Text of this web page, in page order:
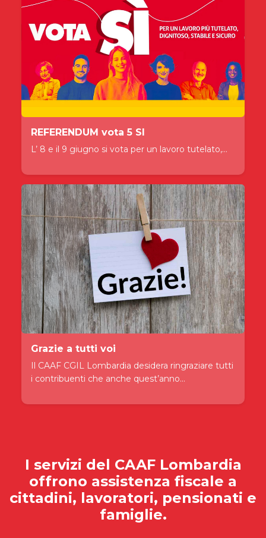
REFERENDUM vota 5 SI
L’ 8 e il 9 giugno si vota per un lavoro tutelato,...
Grazie a tutti voi
Il CAAF CGIL Lombardia desidera ringraziare tutti
i contribuenti che anche quest’anno...
I servizi del CAAF Lombardia
offrono assistenza fiscale a
cittadini, lavoratori, pensionati e
famiglie.